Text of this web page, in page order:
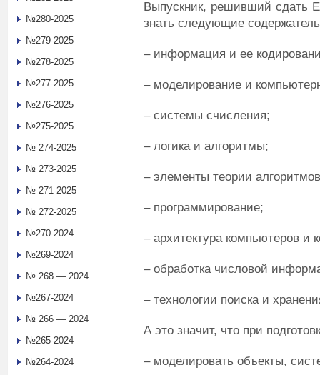
Выпускник, решивший сдать
знать следующие
– информация и ее
– моделирование и
– системы счисления;
– логика и алгоритмы;
– элементы теории
– программирование;
– архитектура компьютеров и
– обработка числовой
– технологии поиска и
А это значит, что при
– моделировать объекты,
№280-2025
№279-2025
№278-2025
№277-2025
№276-2025
№275-2025
№ 274-2025
№ 273-2025
№ 271-2025
№ 272-2025
№270-2024
№269-2024
№ 268 — 2024
№267-2024
№ 266 — 2024
№265-2024
№264-2024